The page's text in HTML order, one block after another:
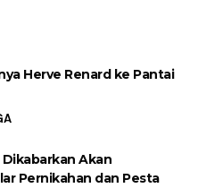
Herve Renard ke Pantai
Dikabarkan Akan
Pernikahan dan Pesta